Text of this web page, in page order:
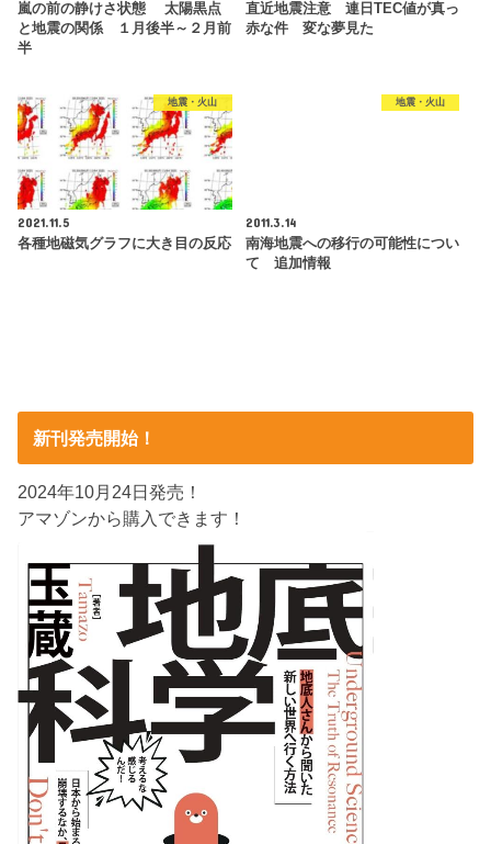
嵐の前の静けさ状態 太陽黒点
と地震の関係 １月後半～２月前
半
直近地震注意 連日TEC値が真っ
赤な件 変な夢見た
地震・火山
2021.11.5
各種地磁気グラフに大き目の反応
地震・火山
2011.3.14
南海地震への移行の可能性につい
て 追加情報
新刊発売開始！
2024年10月24日発売！
アマゾンから購入できます！